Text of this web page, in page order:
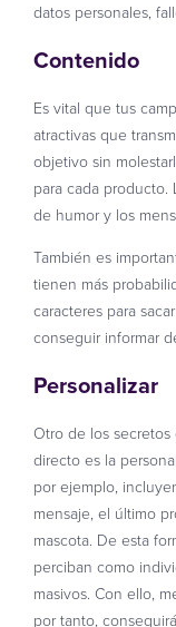
datos personales,
Contenido
Es vital que tus
atractivas que
objetivo sin
para cada producto.
de humor y los
También es
tienen más
caracteres para
conseguir informar
Personalizar
Otro de los
directo es la
por ejemplo,
mensaje, el último
mascota. De esta
perciban como
masivos. Con ello,
por tanto,